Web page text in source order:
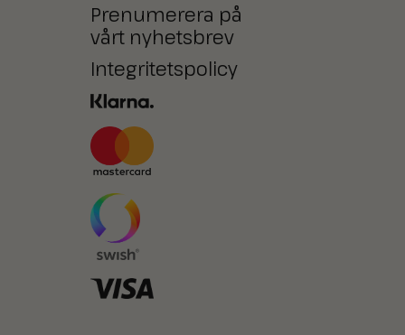
Prenumerera på
vårt nyhetsbrev
Integritetspolicy